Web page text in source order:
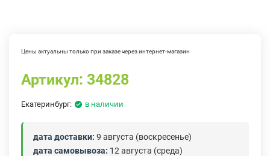
Цены актуальны только при заказе через интернет-магазин
Артикул: 34828
Екатеринбург: в наличии
дата доставки: 9 августа (воскресенье)
дата самовывоза: 12 августа (среда)